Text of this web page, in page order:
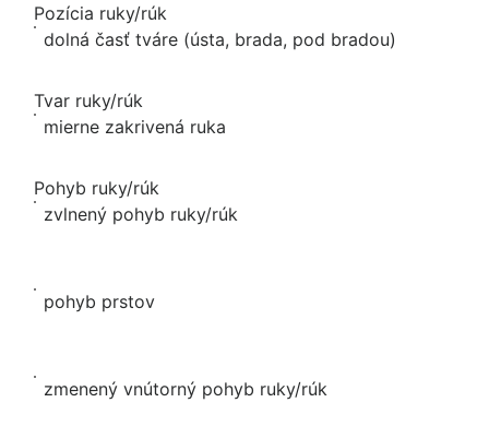
Pozícia ruky/rúk
dolná časť tváre (ústa, brada, pod bradou)
Tvar ruky/rúk
mierne zakrivená ruka
Pohyb ruky/rúk
zvlnený pohyb ruky/rúk
pohyb prstov
zmenený vnútorný pohyb ruky/rúk